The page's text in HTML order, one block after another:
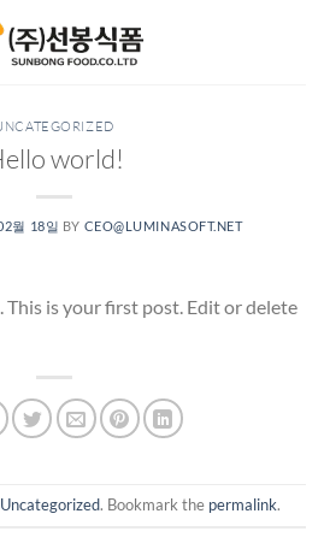
world!
월 18일 BY CEO@LUMINASOFT.NET
is your first post. Edit or delete
Uncategorized. Bookmark the permalink.